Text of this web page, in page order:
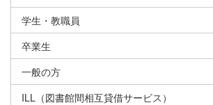
学生・教職員
卒業生
一般の方
ILL（図書館間相互貸借サービス）